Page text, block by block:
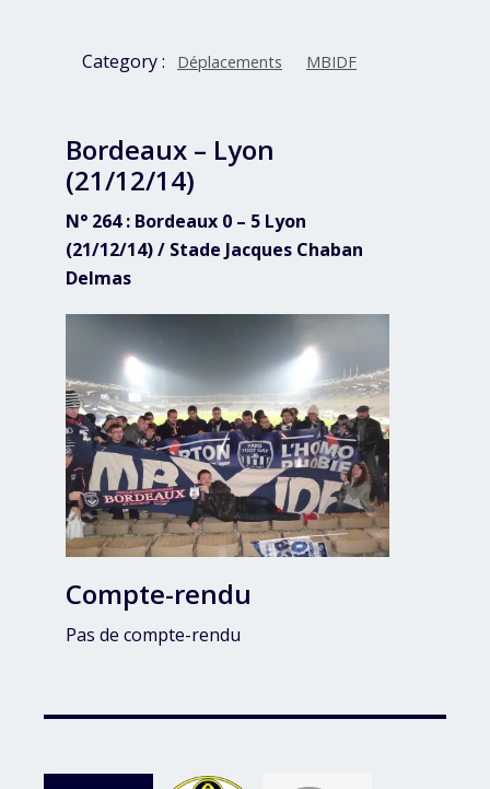
Category : Déplacements MBIDF
Bordeaux – Lyon
(21/12/14)
N° 264 : Bordeaux 0 – 5 Lyon
(21/12/14) / Stade Jacques Chaban
Delmas
Compte-rendu
Pas de compte-rendu